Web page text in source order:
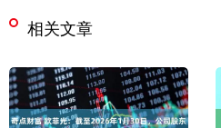
相关文章